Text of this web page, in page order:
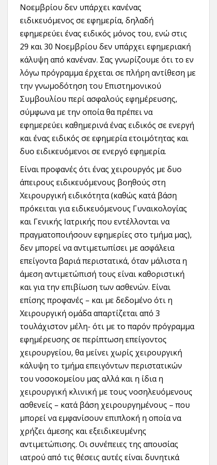
Νοεμβρίου δεν υπάρχει κανένας
ειδικευόμενος σε εφημερία, δηλαδή
εφημερεύει ένας ειδικός μόνος του, ενώ στις
29 και 30 Νοεμβρίου δεν υπάρχει εφημεριακή
κάλυψη από κανέναν. Σας γνωρίζουμε ότι το εν
λόγω πρόγραμμα έρχεται σε πλήρη αντίθεση με
την γνωμοδότηση του Επιστημονικού
Συμβουλίου περί ασφαλούς εφημέρευσης,
σύμφωνα με την οποία θα πρέπει να
εφημερεύει καθημερινά ένας ειδικός σε ενεργή
και ένας ειδικός σε εφημερία ετοιμότητας και
δυο ειδικευόμενοι σε ενεργό εφημερία.
Είναι προφανές ότι ένας χειρουργός με δυο
άπειρους ειδικευόμενους βοηθούς στη
Χειρουργική ειδικότητα (καθώς κατά βάση
πρόκειται για ειδικευόμενους Γυναικολογίας
και Γενικής Ιατρικής που εντέλλονται να
πραγματοποιήσουν εφημερίες στο τμήμα μας),
δεν μπορεί να αντιμετωπίσει με ασφάλεια
επείγοντα βαριά περιστατικά, όταν μάλιστα η
άμεση αντιμετώπισή τους είναι καθοριστική
και για την επιβίωση των ασθενών. Είναι
επίσης προφανές – και με δεδομένο ότι η
Χειρουργική ομάδα απαρτίζεται από 3
τουλάχιστον μέλη- ότι με το παρόν πρόγραμμα
εφημέρευσης σε περίπτωση επείγοντος
χειρουργείου, θα μείνει χωρίς χειρουργική
κάλυψη το τμήμα επειγόντων περιστατικών
του νοσοκομείου μας αλλά και η ίδια η
χειρουργική κλινική με τους νοσηλευόμενους
ασθενείς – κατά βάση χειρουργημένους – που
μπορεί να εμφανίσουν επιπλοκή η οποία να
χρήζει άμεσης και εξειδικευμένης
αντιμετώπισης. Οι συνέπειες της απουσίας
ιατρού από τις θέσεις αυτές είναι δυνητικά